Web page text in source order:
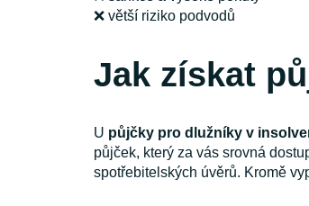
❌ větší riziko podvodů
Jak získat
U půjčky pro dlužníky v
půjček, který za vás srovná
spotřebitelských úvěrů. Kromě